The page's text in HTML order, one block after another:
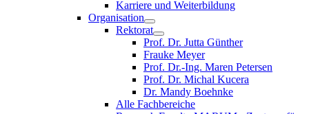
Karriere und Weiterbildung
Organisation
Rektorat
Prof. Dr. Jutta Günther
Frauke Meyer
Prof. Dr.-Ing. Maren Petersen
Prof. Dr. Michal Kucera
Dr. Mandy Boehnke
Alle Fachbereiche